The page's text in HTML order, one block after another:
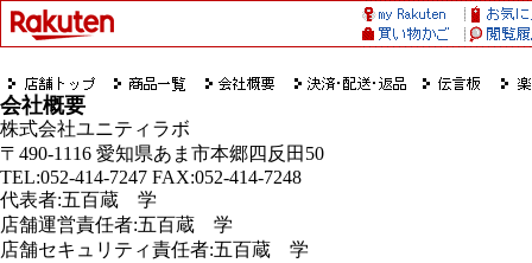
会社概要
株式会社ユニティラボ
〒490-1116 愛知県あま市本郷四反田50
TEL:052-414-7247 FAX:052-414-7248
代表者:五百蔵 学
店舗運営責任者:五百蔵 学
店舗セキュリティ責任者:五百蔵 学